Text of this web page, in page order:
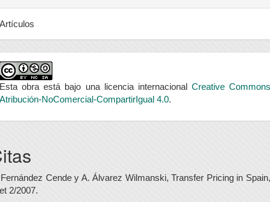
Artículos
Esta obra está bajo una licencia internacional Creative Commons
Atribución-NoComercial-CompartirIgual 4.0.
Cende y A. Álvarez Wilmanski, Transfer Pricing in
2/2007.